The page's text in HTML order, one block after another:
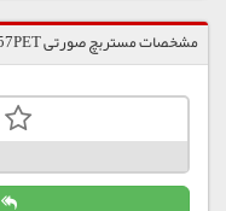
مشخصات مستربچ صورتی 91/157PET